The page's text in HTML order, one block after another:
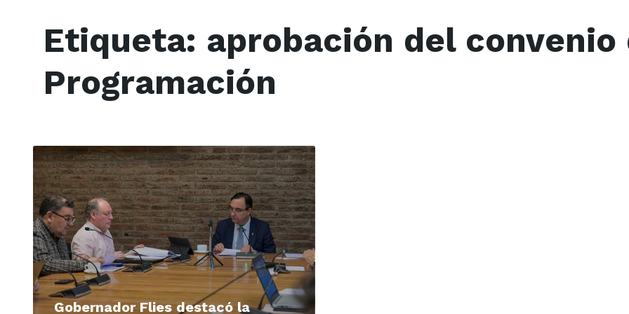
Etiqueta: aprobación del convenio
Programación
Gobernador Flies destacó la
Read
More